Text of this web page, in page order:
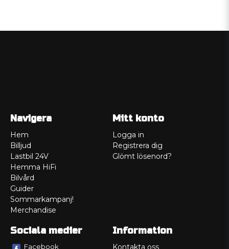
Navigera
Hem
Billjud
Lastbil 24V
Hemma HiFi
Bilvård
Guider
Sommarkampanj!
Merchandise
Mitt konto
Logga in
Registrera dig
Glömt lösenord?
Sociala medier
Facebook
Information
Kontakta oss